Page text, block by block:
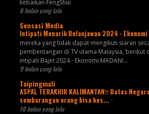
kebaikan FengShui
8 bulan yang lalu
Sensasi Media
Intipati Menarik Belanjawan 2024 - Ekonomi
mereka yang tidak dapat mengikuti siaran
pembentangan di TV utama Malaysia, berikut
intipati Bajet 2024 - Ekonomi MADANI...
9 bulan yang lalu
Taipingmali
ASPAL TERAKHIR KALIMANTAN‼️ Batas
sembarangan orang bisa kes... -
10 bulan yang lalu